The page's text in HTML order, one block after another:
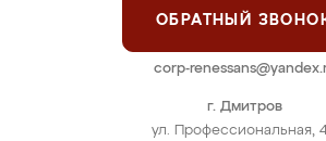
г. Дмитров
ул. Профессиональная,
ОБРАТНЫЙ
corp-